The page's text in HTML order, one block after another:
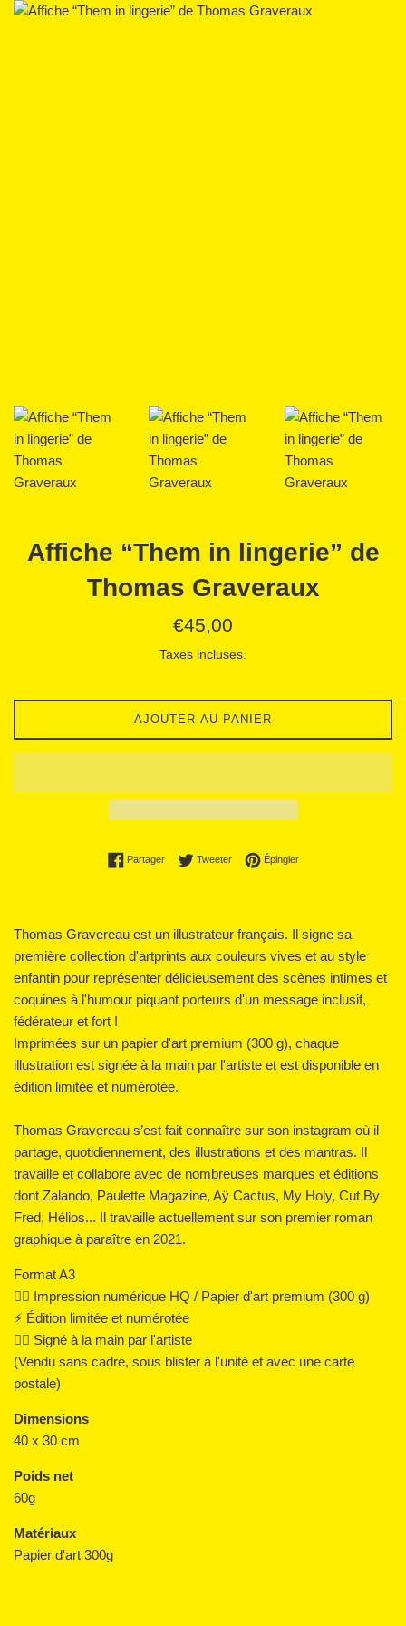
Affiche “Them in lingerie” de
Thomas Graveraux
Prix
€45,00
Taxes incluses.
AJOUTER AU PANIER
PartagerPartager sur Facebook
TweeterTweeter sur Twitter
ÉpinglerÉpingler sur Pinterest
Thomas Gravereau est un illustrateur français. Il signe sa
première collection d'artprints aux couleurs vives et au style
enfantin pour représenter délicieusement des scènes intimes et
coquines à l'humour piquant porteurs d'un message inclusif,
fédérateur et fort !
Imprimées sur un papier d'art premium (300 g), chaque
illustration est signée à la main par l'artiste et est disponible en
édition limitée et numérotée.
Thomas Gravereau s’est fait connaître sur son instagram où il
partage, quotidiennement, des illustrations et des mantras. Il
travaille et collabore avec de nombreuses marques et éditions
dont Zalando, Paulette Magazine, Aÿ Cactus, My Holy, Cut By
Fred, Hélios... Il travaille actuellement sur son premier roman
graphique à paraître en 2021.
Format A3
👌🏼 Impression numérique HQ / Papier d'art premium (300 g)
⚡️ Édition limitée et numérotée
✍🏼 Signé à la main par l'artiste
(Vendu sans cadre, sous blister à l'unité et avec une carte
postale)
Dimensions
40 x 30 cm
Poids net
60g
Matériaux
Papier d'art 300g